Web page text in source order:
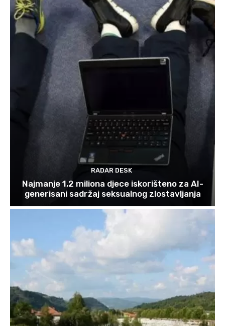
RADAR DESK
Najmanje 1,2 miliona djece iskorišteno za AI-
generisani sadržaj seksualnog zlostavljanja